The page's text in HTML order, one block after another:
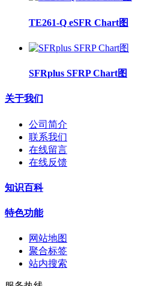
TE261-Q eSFR Chart图
SFRplus SFRP Chart图
关于我们
公司简介
联系我们
在线留言
在线反馈
知识百科
特色功能
网站地图
聚合标签
站内搜索